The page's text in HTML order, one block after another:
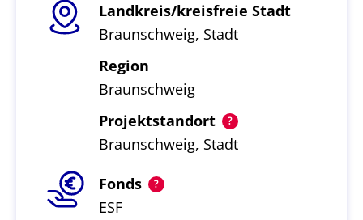
Landkreis/kreisfreie Stadt
Braunschweig, Stadt
Region
Braunschweig
Projektstandort
Braunschweig, Stadt
Fonds
ESF